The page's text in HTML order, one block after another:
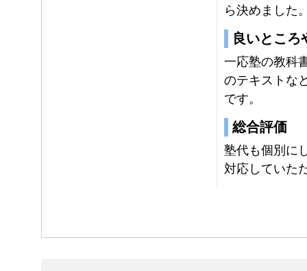
ら決めました
良いところ
一応塾の教科
のテキストな
です。
総合評価
塾代も個別に
対応していた